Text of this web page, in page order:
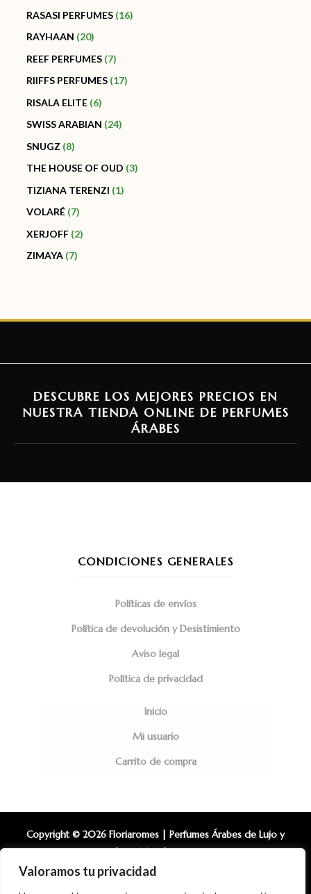
Valoramos tu privacidad
RASASI PERFUMES 16
RAYHAAN 20
REEF PERFUMES 7
RIIFFS PERFUMES 17
RISALA ELITE 6
SWISS ARABIAN 24
SNUGZ 8
THE HOUSE OF OUD 3
TIZIANA TERENZI 1
VOLARÉ 7
XERJOFF 2
ZIMAYA 7
DESCUBRE LOS MEJORES PRECIOS EN
NUESTRA TIENDA ONLINE DE PERFUMES
ÁRABES
CONDICIONES GENERALES
Políticas de envíos
Política de devolución y Desistimiento
Aviso legal
Política de privacidad
Inicio
Mi usuario
Carrito de compra
Copyright © 2026 Floriaromes | Perfumes Árabes de Lujo y
Cosmética Coreana.
Diseño Web: Alberto Ramirez